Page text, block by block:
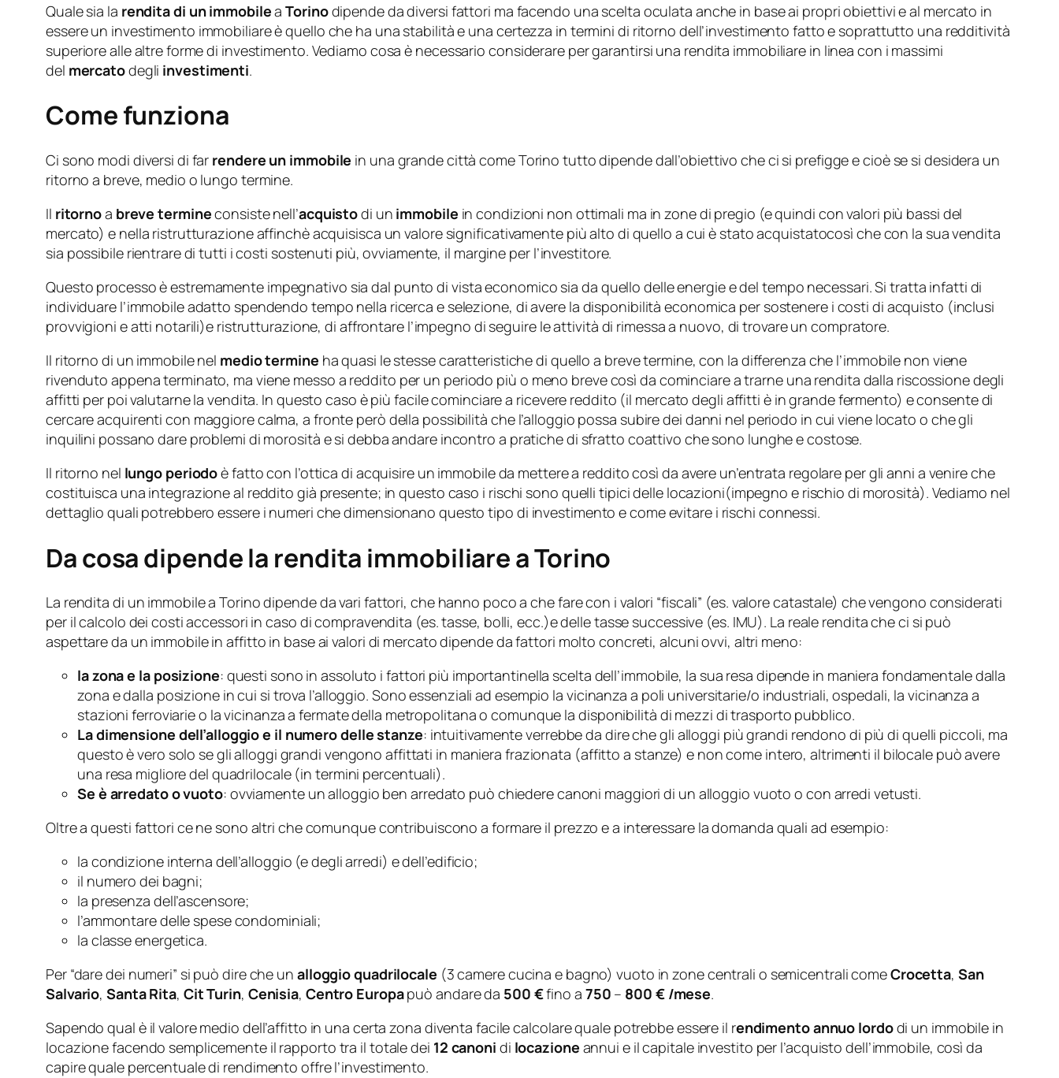
Quale sia la rendita di un immobileaTorinodipende da diversi fattori ma facendo una scelta oculata anche in base ai propri obiettivi e al mercato in
essere un investimento immobiliare è quello che ha una stabilità e una certezza in termini di ritorno dell’investimento fatto e soprattutto una redditività
superiore alle altre forme di investimento. Vediamo cosa è necessario considerare per garantirsi una rendita immobiliare in linea con i massimi
del mercatodegli investimenti.
Come funziona
Ci sono modi diversi di far rendere un immobile in una grande città come Torino tutto dipende dall’obiettivo che ci si prefigge e cioè se si desidera un
ritorno a breve, medio o lungo termine.
Il ritornoa breve termineconsiste nell’acquistodi un immobile in condizioni non ottimali ma in zone di pregio (e quindi con valori più bassi del
mercato) e nella ristrutturazione affinchè acquisisca un valore significativamente più alto di quello a cui è stato acquistatocosì che con la sua vendita
sia possibile rientrare di tutti i costi sostenuti più, ovviamente, il margine per l’investitore.
Questo processo è estremamente impegnativo sia dal punto di vista economico sia da quello delle energie e del tempo necessari. Si tratta infatti di
individuare l’immobile adatto spendendo tempo nella ricerca e selezione, di avere la disponibilità economica per sostenere i costi di acquisto (inclusi
provvigioni e atti notarili)e ristrutturazione, di affrontare l’impegno di seguire le attività di rimessa a nuovo, di trovare un compratore.
Il ritorno di un immobile nel medio termine ha quasi le stesse caratteristiche di quello a breve termine, con la differenza che l’immobile non viene
rivenduto appena terminato, ma viene messo a reddito per un periodo più o meno breve così da cominciare a trarne una rendita dalla riscossione degli
affitti per poi valutarne la vendita. In questo caso è più facile cominciare a ricevere reddito (il mercato degli affitti è in grande fermento) e consente di
cercare acquirenti con maggiore calma, a fronte però della possibilità che l’alloggio possa subire dei danni nel periodo in cui viene locato o che gli
inquilini possano dare problemi di morosità e si debba andare incontro a pratiche di sfratto coattivo che sono lunghe e costose.
Il ritorno nel lungo periodoè fatto con l’ottica di acquisire un immobile da mettere a reddito così da avere un’entrata regolare per gli anni a venire che
costituisca una integrazione al reddito già presente; in questo caso i rischi sono quelli tipici delle locazioni(impegno e rischio di morosità). Vediamo nel
dettaglio quali potrebbero essere i numeri che dimensionano questo tipo di investimento e come evitare i rischi connessi.
Da cosa dipende la rendita immobiliare a Torino
La rendita di un immobile a Torino dipende da vari fattori, che hanno poco a che fare con i valori “fiscali” (es. valore catastale) che vengono considerati
per il calcolo dei costi accessori in caso di compravendita (es. tasse, bolli, ecc.)e delle tasse successive (es. IMU). La reale rendita che ci si può
aspettare da un immobile in affitto in base ai valori di mercato dipende da fattori molto concreti, alcuni ovvi, altri meno:
la zona e la posizione: questi sono in assoluto i fattori più importantinella scelta dell’immobile, la sua resa dipende in maniera fondamentale dalla
zona e dalla posizione in cui si trova l’alloggio. Sono essenziali ad esempio la vicinanza a poli universitarie/o industriali, ospedali, la vicinanza a
stazioni ferroviarie o la vicinanza a fermate della metropolitana o comunque la disponibilità di mezzi di trasporto pubblico.
La dimensione dell’alloggio e il numero delle stanze: intuitivamente verrebbe da dire che gli alloggi più grandi rendono di più di quelli piccoli, ma
questo è vero solo se gli alloggi grandi vengono affittati in maniera frazionata (affitto a stanze) e non come intero, altrimenti il bilocale può avere
una resa migliore del quadrilocale (in termini percentuali).
Se è arredato o vuoto: ovviamente un alloggio ben arredato può chiedere canoni maggiori di un alloggio vuoto o con arredi vetusti.
Oltre a questi fattori ce ne sono altri che comunque contribuiscono a formare il prezzo e a interessare la domanda quali ad esempio:
la condizione interna dell’alloggio (e degli arredi) e dell’edificio;
il numero dei bagni;
la presenza dell’ascensore;
l’ammontare delle spese condominiali;
la classe energetica.
Per “dare dei numeri” si può dire che un alloggio quadrilocale (3 camere cucina e bagno) vuoto in zone centrali o semicentrali comeCrocetta, San
Salvario,Santa Rita, Cit Turin, Cenisia, Centro Europapuò andare da 500 €fino a 750 – 800 € /mese.
Sapendo qual è il valore medio dell’affitto in una certa zona diventa facile calcolare quale potrebbe essere il rendimento annuo lordodi un immobile in
locazione facendo semplicemente il rapporto tra il totale dei 12 canoni di locazione annui e il capitale investito per l’acquisto dell’immobile, così da
capire quale percentuale di rendimento offre l’investimento.